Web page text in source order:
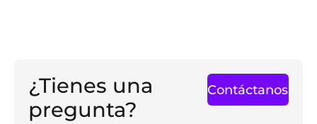
¿Tienes una
pregunta?
Contáctanos